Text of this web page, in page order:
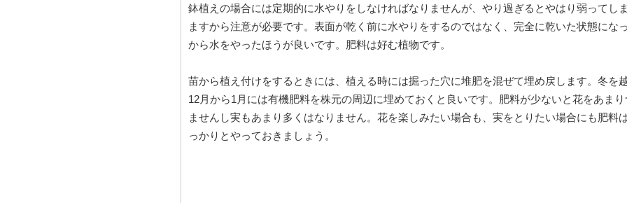
鉢植えの場合には定期的に水やりをしなければなりませんが、やり過ぎるとやはり弱ってし
ますから注意が必要です。表面が乾く前に水やりをするのではなく、完全に乾いた状態にな
から水をやったほうが良いです。肥料は好む植物です。
苗から植え付けをするときには、植える時には掘った穴に堆肥を混ぜて埋め戻します。冬を
12月から1月には有機肥料を株元の周辺に埋めておくと良いです。肥料が少ないと花をあま
ませんし実もあまり多くはなりません。花を楽しみたい場合も、実をとりたい場合にも肥料
っかりとやっておきましょう。